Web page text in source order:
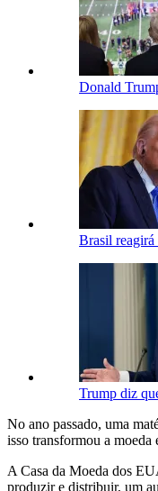
Donald
Brasil reagirá
Trump diz
No ano passado, uma
isso transformou a
A Casa da Moeda dos
produzir e distribuir, um